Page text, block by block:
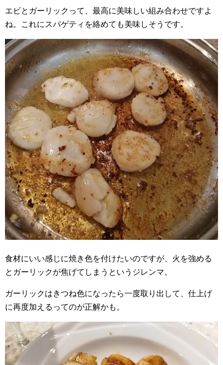
エビとガーリックって、最高に美味しい組み合わせですよ
ね。これにスパゲティを絡めても美味しそうです。
食材にいい感じに焼き色を付けたいのですが、火を強める
とガーリックが焦げてしまうというジレンマ。
ガーリックはきつね色になったら一度取り出して、仕上げ
に再度加えるってのが正解かも。